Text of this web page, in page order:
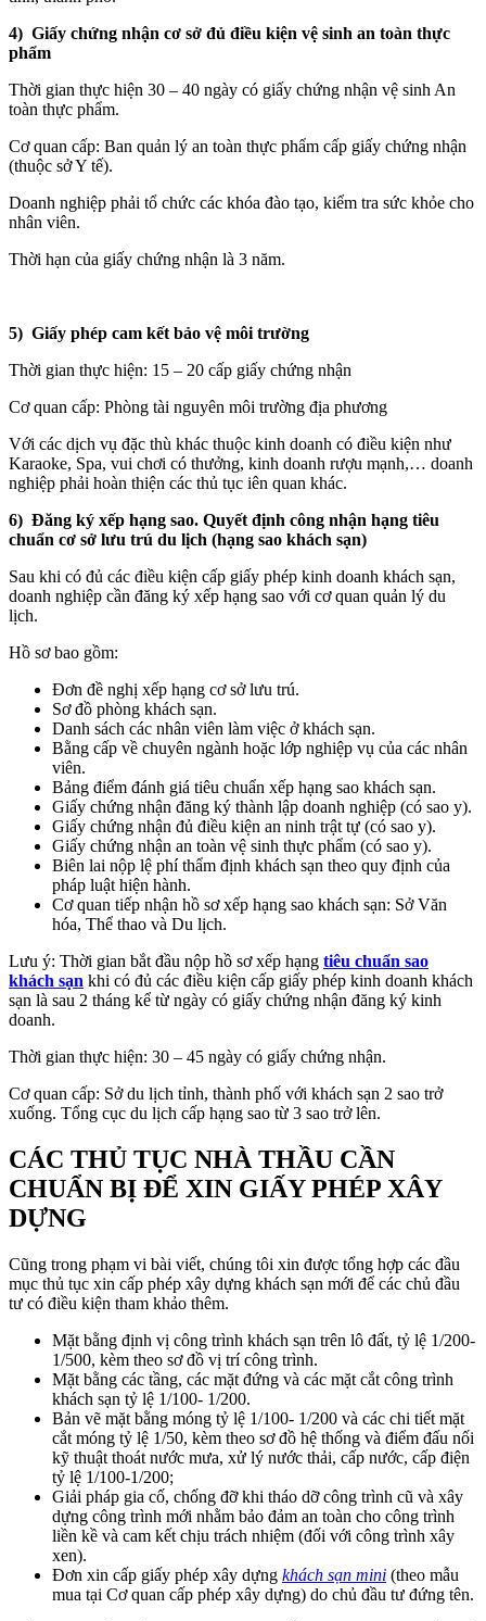
4) Giấy chứng nhận cơ sở đủ điều kiện vệ sinh an toàn thực
phẩm
Thời gian thực hiện 30 – 40 ngày có giấy chứng nhận vệ sinh An
toàn thực phẩm.
Cơ quan cấp: Ban quản lý an toàn thực phẩm cấp giấy chứng nhận
(thuộc sở Y tế).
Doanh nghiệp phải tổ chức các khóa đào tạo, kiểm tra sức khỏe cho
nhân viên.
Thời hạn của giấy chứng nhận là 3 năm.
5) Giấy phép cam kết bảo vệ môi trường
Thời gian thực hiện: 15 – 20 cấp giấy chứng nhận
Cơ quan cấp: Phòng tài nguyên môi trường địa phương
Với các dịch vụ đặc thù khác thuộc kinh doanh có điều kiện như
Karaoke, Spa, vui chơi có thưởng, kinh doanh rượu mạnh,… doanh
nghiệp phải hoàn thiện các thủ tục iên quan khác.
6) Đăng ký xếp hạng sao. Quyết định công nhận hạng tiêu
chuẩn cơ sở lưu trú du lịch (hạng sao khách sạn)
Sau khi có đủ các điều kiện cấp giấy phép kinh doanh khách sạn,
doanh nghiệp cần đăng ký xếp hạng sao với cơ quan quản lý du
lịch.
Hồ sơ bao gồm:
Đơn đề nghị xếp hạng cơ sở lưu trú.
Sơ đồ phòng khách sạn.
Danh sách các nhân viên làm việc ở khách sạn.
Bằng cấp về chuyên ngành hoặc lớp nghiệp vụ của các nhân
viên.
Bảng điểm đánh giá tiêu chuẩn xếp hạng sao khách sạn.
Giấy chứng nhận đăng ký thành lập doanh nghiệp (có sao y).
Giấy chứng nhận đủ điều kiện an ninh trật tự (có sao y).
Giấy chứng nhận an toàn vệ sinh thực phẩm (có sao y).
Biên lai nộp lệ phí thẩm định khách sạn theo quy định của
pháp luật hiện hành.
Cơ quan tiếp nhận hồ sơ xếp hạng sao khách sạn: Sở Văn
hóa, Thể thao và Du lịch.
Lưu ý: Thời gian bắt đầu nộp hồ sơ xếp hạng tiêu chuẩn sao
khách sạn khi có đủ các điều kiện cấp giấy phép kinh doanh khách
sạn là sau 2 tháng kể từ ngày có giấy chứng nhận đăng ký kinh
doanh.
Thời gian thực hiện: 30 – 45 ngày có giấy chứng nhận.
Cơ quan cấp: Sở du lịch tỉnh, thành phố với khách sạn 2 sao trở
xuống. Tổng cục du lịch cấp hạng sao từ 3 sao trở lên.
CÁC THỦ TỤC NHÀ THẦU CẦN
CHUẨN BỊ ĐỂ XIN GIẤY PHÉP XÂY
DỰNG
Cũng trong phạm vi bài viết, chúng tôi xin được tổng hợp các đầu
mục thủ tục xin cấp phép xây dựng khách sạn mới để các chủ đầu
tư có điều kiện tham khảo thêm.
Mặt bằng định vị công trình khách sạn trên lô đất, tỷ lệ 1/200-
1/500, kèm theo sơ đồ vị trí công trình.
Mặt bằng các tầng, các mặt đứng và các mặt cắt công trình
khách sạn tỷ lệ 1/100- 1/200.
Bản vẽ mặt bằng móng tỷ lệ 1/100- 1/200 và các chi tiết mặt
cắt móng tỷ lệ 1/50, kèm theo sơ đồ hệ thống và điểm đấu nối
kỹ thuật thoát nước mưa, xử lý nước thải, cấp nước, cấp điện
tỷ lệ 1/100-1/200;
Giải pháp gia cố, chống đỡ khi tháo dỡ công trình cũ và xây
dựng công trình mới nhằm bảo đảm an toàn cho công trình
liền kề và cam kết chịu trách nhiệm (đối với công trình xây
xen).
Đơn xin cấp giấy phép xây dựng khách sạn mini (theo mẫu
mua tại Cơ quan cấp phép xây dựng) do chủ đầu tư đứng tên.